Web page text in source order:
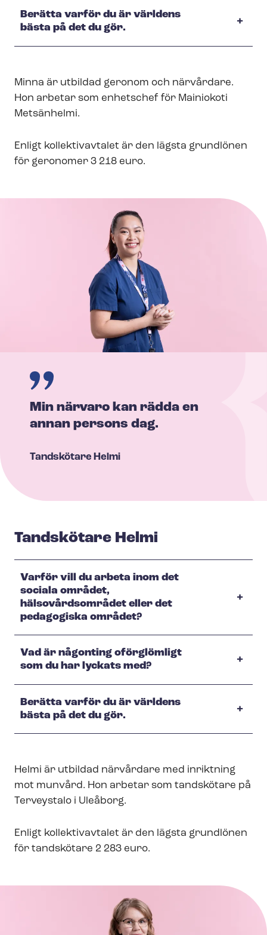
Berätta varför du är världens
bästa på det du gör.
Minna är utbildad geronom och närvårdare.
Hon arbetar som enhetschef för Mainiokoti
Metsänhelmi.
Enligt kollektivavtalet är den lägsta grundlönen
för geronomer 3 218 euro.
Min närvaro kan rädda en
annan persons dag.
Tandskötare Helmi
Tandskötare Helmi
Varför vill du arbeta inom det
sociala området,
hälsovårdsområdet eller det
pedagogiska området?
Vad är någonting oförglömligt
som du har lyckats med?
Berätta varför du är världens
bästa på det du gör.
Helmi är utbildad närvårdare med inriktning
mot munvård. Hon arbetar som tandskötare på
Terveystalo i Uleåborg.
Enligt kollektivavtalet är den lägsta grundlönen
för tandskötare 2 283 euro.